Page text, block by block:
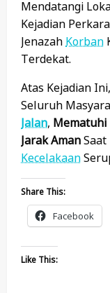
Mendatangi
Kejadian
Jenazah Korban
Terdekat.
Atas Kejadian
Seluruh
Jalan, Mematuhi
Jarak Aman
Kecelakaan
Share This:
Facebook
Like This: